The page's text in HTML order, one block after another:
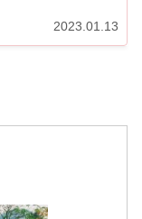
2023.01.13